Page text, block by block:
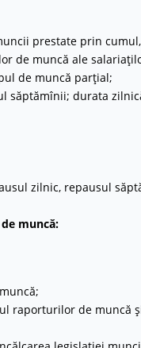
prestate prin
de muncă ale
de muncă parțial;
săptămînii; durata
zilnic, repausul
muncă:
raporturilor de muncă